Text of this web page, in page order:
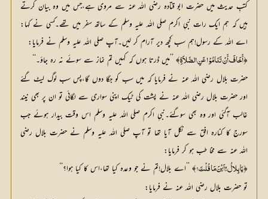
کتبِ حدیث میں حضرت ابو قتادہ رضی اللہ عنہ سے مروی ہے،جس میں وہ بیان کرتے
ہیں کہ ہم ایک رات نبیِ اکرم صلی اللہ علیہ وسلم کے ساتھ سفر میں تھے۔کسی نے کہا:
اے اللہ کے رسول!ہم سب کچھ دیر آرام کر لیں۔آپ صلی اللہ علیہ وسلم نے فرمایا:
﴿أَخَافَ أَنْ تَنَامُوْا عَنِ الصَّلاَۃِ﴾ ’’میں ڈرتا ہوں کہ کہیں تم نماز سے سوئے نہ رہ جاؤ۔‘‘
حضرت بلال رضی اللہ عنہ نے فرمایا کہ میں سب کو جگا دوں گا،پس سب لوگ لیٹ گئے
اور حضرت بلال رضی اللہ عنہ نے پشت کی ٹیک اپنی سواری سے لگائی تو ان پر بھی نیند
غالب آگئی اور وہ بھی سوگئے۔نبیِ اکرم صلی اللہ علیہ وسلم اس وقت بیدار ہوئے جب
سورج کا کنارہ افق سے نکل آیا تھا تو آپ صلی اللہ علیہ وسلم نے حضرت بلال رضی
اللہ عنہ سے مخا طب ہو کر فرمایا:
﴿یَا بِلالُ!اَیْنَ مَا قُلْتَ؟﴾ ’’اے بلال!تم نے جو وعدہ کیا تھا،اس کا کیا ہوا؟‘‘
تو حضرت بلال رضی اللہ عنہ نے فرمایا: